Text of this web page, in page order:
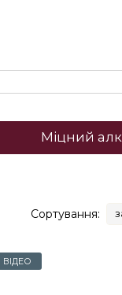
Міцний
Сортування:
ВІДЕО